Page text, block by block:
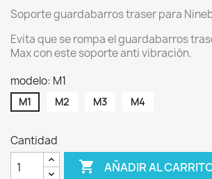
Soporte guardabarros traser para
Evita que se rompa el guardabarros
Max con este soporte anti vibración.
modelo: M1
M1 M2 M3 M4
Cantidad
 AÑADIR AL